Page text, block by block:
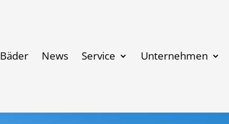
Bäder News Service Unternehmen